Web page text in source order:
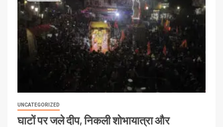
UNCATEGORIZED
घाटों पर जले दीप, निकली शोभायात्रा और